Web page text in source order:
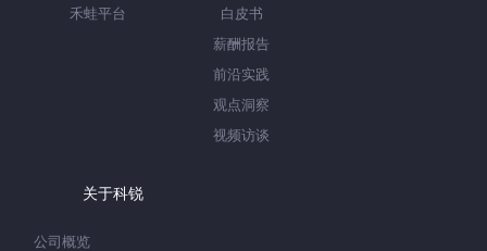
禾蛙平台
白皮书
薪酬报告
前沿实践
观点洞察
视频访谈
关于科锐
公司概览